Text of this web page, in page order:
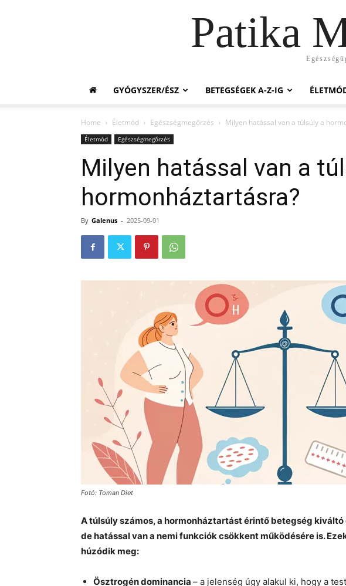
Patika
GYÓGYSZER/ÉSZ BETEGSÉGEK A-Z-IG
Home Életmód Egészségmegőrzés Milyen hatással van a túlsúly a
Életmód Egészségmegőrzés
Milyen hatással van a
hormonháztartásra?
By Galenus - 2025-09-01
Fotó: Toman Diet
A túlsúly számos, a hormonháztartást érintő betegség
de hatással van a nemi funkciók csökkent működésére is.
húzódik meg:
Ösztrogén dominancia – a jelenség úgy alakul ki, hogy a